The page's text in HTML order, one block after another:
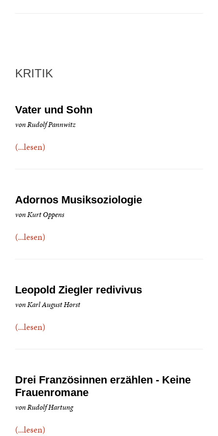
KRITIK
Vater und Sohn
von Rudolf Pannwitz
(...lesen)
Adornos Musiksoziologie
von Kurt Oppens
(...lesen)
Leopold Ziegler redivivus
von Karl August Horst
(...lesen)
Drei Französinnen erzählen - Keine
Frauenromane
von Rudolf Hartung
(...lesen)